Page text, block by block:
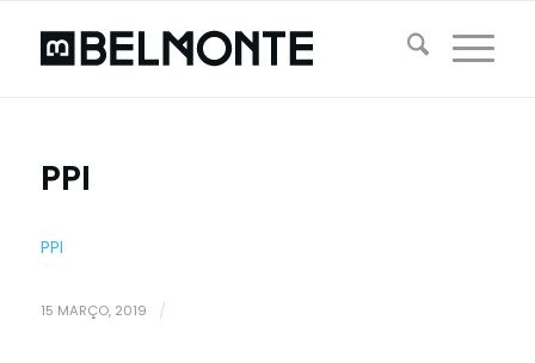
PPI
PPI
15 MARÇO, 2019 /